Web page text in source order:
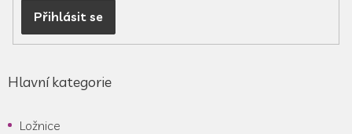
Přihlásit se
Hlavní kategorie
Ložnice